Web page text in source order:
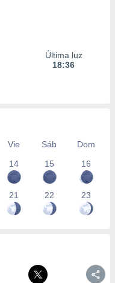
Última luz
18:36
Vie Sáb
Dom
14 15 16
21 22 23